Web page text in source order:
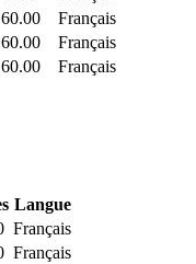
60.00
Français
60.00
Français
60.00 Français
Langue
Français
Français